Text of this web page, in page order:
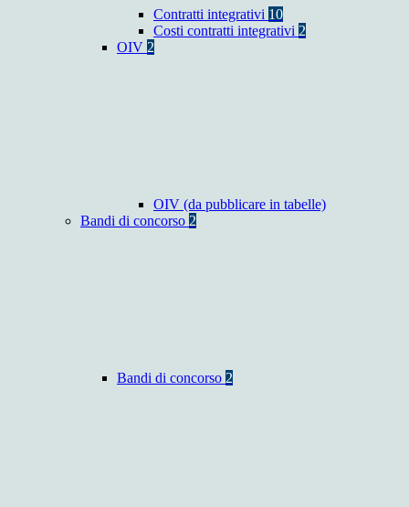
Contratti integrativi 10
Costi contratti integrativi 2
OIV 2
OIV (da pubblicare in tabelle)
Bandi di concorso 2
Bandi di concorso 2